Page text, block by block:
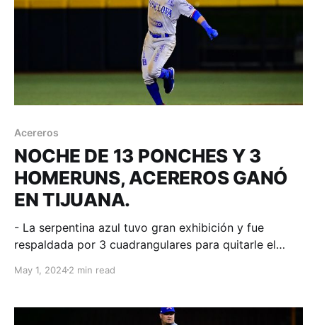
Acereros
NOCHE DE 13 PONCHES Y 3
HOMERUNS, ACEREROS GANÓ
EN TIJUANA.
- La serpentina azul tuvo gran exhibición y fue
respaldada por 3 cuadrangulares para quitarle el
California; 30 de abril. Acereros - Comunicación.
exhibición de Zac Grotz durante los primeros cuatro
May 1, 20242 min read